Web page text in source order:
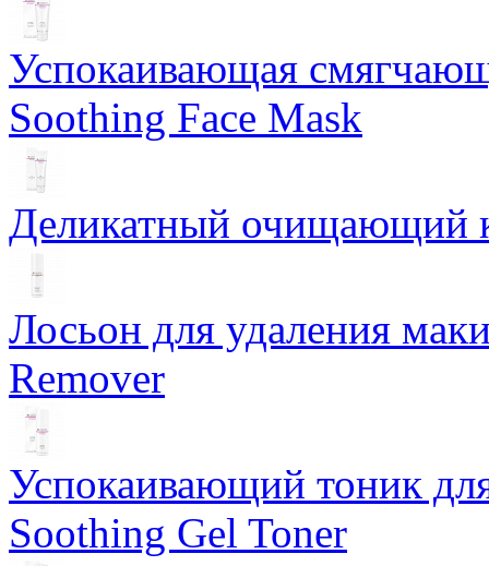
Успокаивающая
Soothing Face Mask
Деликатный очищающий
Лосьон для удаления
Remover
Успокаивающий тоник
Soothing Gel Toner